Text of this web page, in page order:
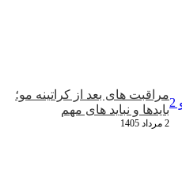
مراقبت‌ های بعد از کراتینه مو؛
بایدها و نباید های مهم
2 مرداد 1405